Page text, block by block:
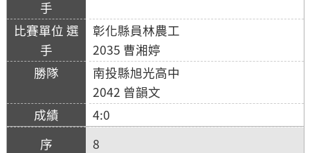
彰化縣員林農工
2035 曹湘婷
南投縣旭光高中
2042 曾韻文
4:0
8